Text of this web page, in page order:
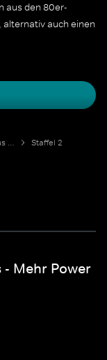
aus den 80er-
alternativ auch einen
Die PS-Profis - Mehr Power aus dem Pott
Staffel 2
- Mehr Power